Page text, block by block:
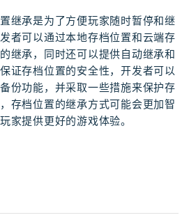
继承是为了方便玩家随时暂停和继
者可以通过本地存档位置和云端存
继承，同时还可以提供自动继承和
证存档位置的安全性，开发者可以
份功能，并采取一些措施来保护存
存档位置的继承方式可能会更加智
家提供更好的游戏体验。